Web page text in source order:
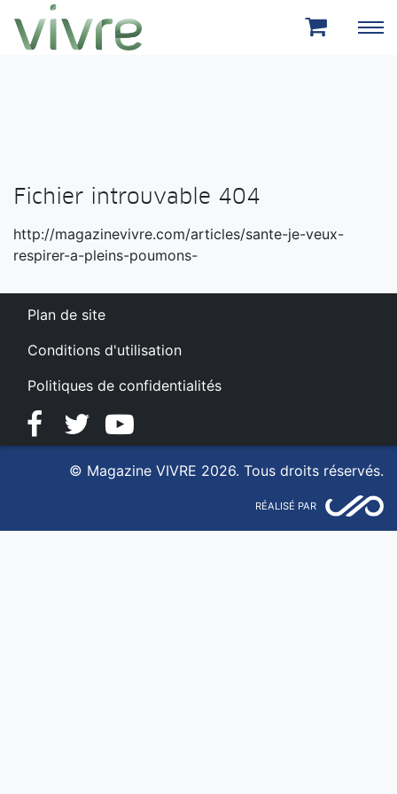
Aller au menu principal
Aller au contenu principal
Fichier introuvable 404
http://magazinevivre.com/articles/sante-je-veux-
respirer-a-pleins-poumons-
Plan de site
Conditions d'utilisation
Politiques de confidentialités
FacebookTwitterYouTube
© Magazine VIVRE 2026. Tous droits réservés.
RÉALISÉ PAR